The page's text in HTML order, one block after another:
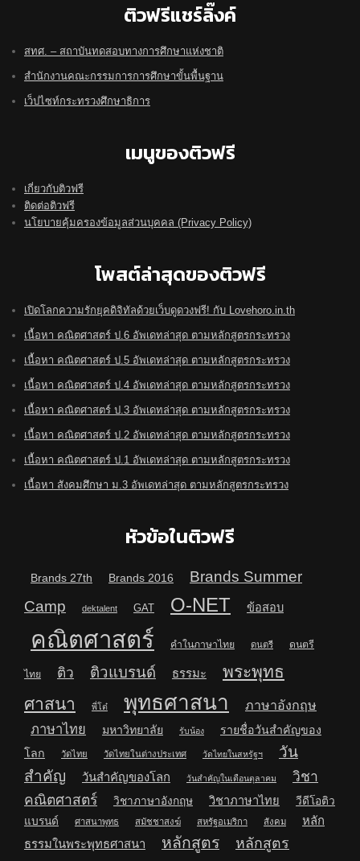
ติวฟรีแชร์ลิ๊งค์
สทศ. – สถาบันทดสอบทางการศึกษาแห่งชาติ
สำนักงานคณะกรรมการการศึกษาขั้นพื้นฐาน
เว็ปไซท์กระทรวงศึกษาธิการ
เมนูของติวฟรี
เกี่ยวกับติวฟรี
ติดต่อติวฟรี
นโยบายคุ้มครองข้อมูลส่วนบุคคล (Privacy Policy)
โพสต์ล่าสุดของติวฟรี
เปิดโลกความรักยุคดิจิทัลด้วยเว็บดูดวงฟรี! กับ Lovehoro.in.th
เนื้อหา คณิตศาสตร์ ป.6 อัพเดทล่าสุด ตามหลักสูตรกระทรวง
เนื้อหา คณิตศาสตร์ ป.5 อัพเดทล่าสุด ตามหลักสูตรกระทรวง
เนื้อหา คณิตศาสตร์ ป.4 อัพเดทล่าสุด ตามหลักสูตรกระทรวง
เนื้อหา คณิตศาสตร์ ป.3 อัพเดทล่าสุด ตามหลักสูตรกระทรวง
เนื้อหา คณิตศาสตร์ ป.2 อัพเดทล่าสุด ตามหลักสูตรกระทรวง
เนื้อหา คณิตศาสตร์ ป.1 อัพเดทล่าสุด ตามหลักสูตรกระทรวง
เนื้อหา สังคมศึกษา ม.3 อัพเดทล่าสุด ตามหลักสูตรกระทรวง
หัวข้อในติวฟรี
Brands 27th Brands 2016
Brands Summer
Camp
dektalent GAT O-NET ข้อสอบ
คณิตศาสตร์ คำในภาษาไทย ดนตรี ดนตรี
ไทย ติว ติวแบรนด์ ธรรมะ
พระพุทธ
ศาสนา
พี่โต๋ พุทธศาสนา ภาษาอังกฤษ
ภาษาไทย มหาวิทยาลัย รับน้อง
รายชื่อวันสำคัญของ
โลก
วัดไทย วัดไทยในต่างประเทศ วัดไทยในสหรัฐฯ
วัน
สำคัญ
วันสำคัญของโลก วันสำคัญในเดือนตุลาคม
วิชา
คณิตศาสตร์
วิชาภาษาอังกฤษ วิชาภาษาไทย
วีดีโอติว
แบรนด์
ศาสนาพุทธ สมัชชาสงฆ์ สหรัฐอเมริกา สังคม
หลัก
ธรรมในพระพุทธศาสนา
หลักสูตร
หลักสูตร